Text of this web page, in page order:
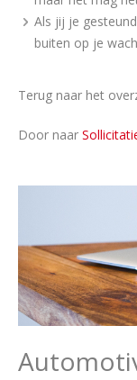
Als jij je
buiten op je
Terug naar het
Door naar